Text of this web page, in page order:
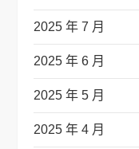
2025 年 7 月
2025 年 6 月
2025 年 5 月
2025 年 4 月